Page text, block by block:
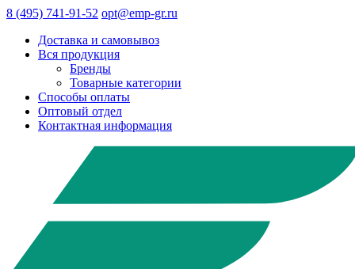
8 (495) 741-91-52 opt@emp-gr.ru
Доставка и самовывоз
Вся продукция
Бренды
Товарные категории
Способы оплаты
Оптовый отдел
Контактная информация